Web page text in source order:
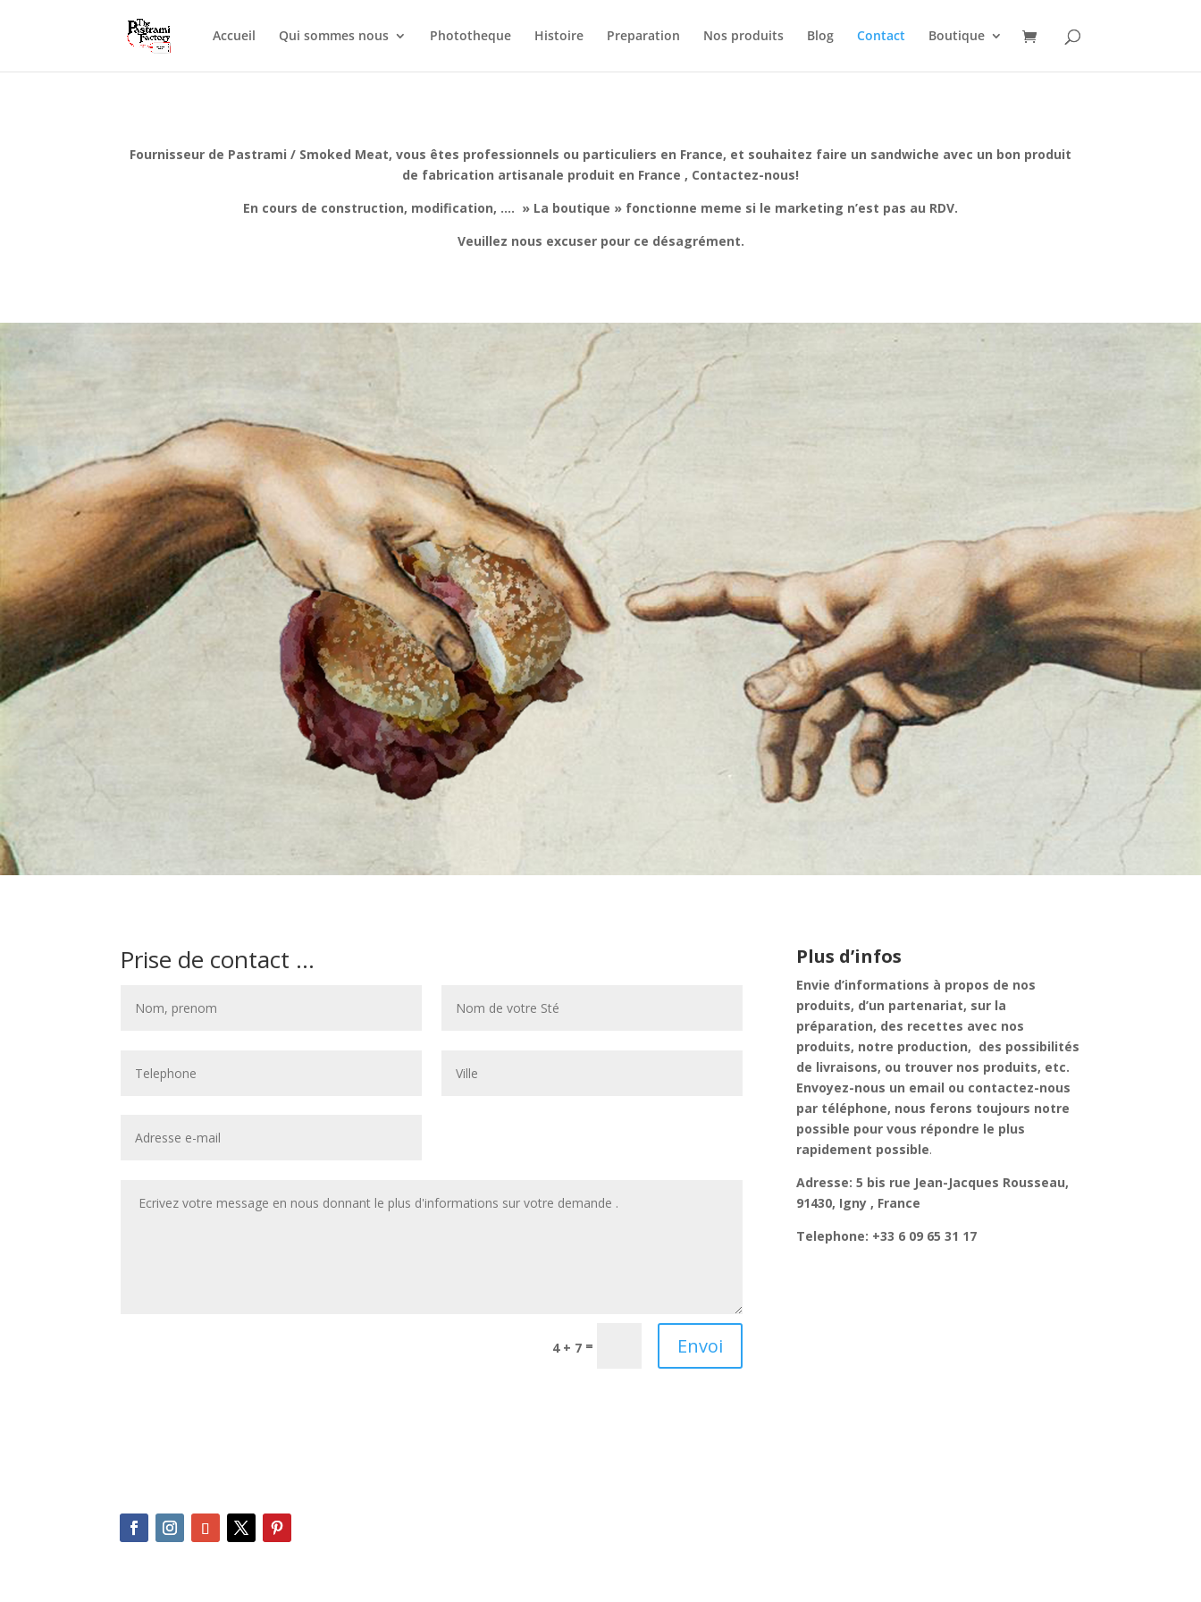
Accueil Qui sommes nous Phototheque Histoire Preparation Nos produits Blog Contact Boutique
Fournisseur de Pastrami / Smoked Meat, vous êtes professionnels ou particuliers en France, et souhaitez faire un sandwiche avec un bon produit
de fabrication artisanale produit en France , Contactez-nous!
En cours de construction, modification, …. » La boutique » fonctionne meme si le marketing n’est pas au RDV.
Veuillez nous excuser pour ce désagrément.
Prise de contact ...
4 + 7 = Envoi
Plus d’infos
Envie d’informations à propos de nos
produits, d’un partenariat, sur la
préparation, des recettes avec nos
produits, notre production, des possibilités
de livraisons, ou trouver nos produits, etc.
Envoyez-nous un email ou contactez-nous
par téléphone, nous ferons toujours notre
possible pour vous répondre le plus
rapidement possible.
Adresse: 5 bis rue Jean-Jacques Rousseau,
91430, Igny , France
Telephone: +33 6 09 65 31 17